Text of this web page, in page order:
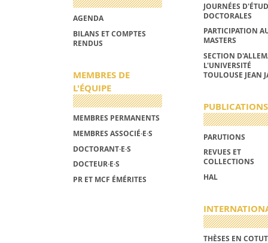
AGENDA
BILANS ET COMPTES
RENDUS
MEMBRES DE
L'ÉQUIPE
MEMBRES PERMANENTS
MEMBRES ASSOCIÉ·E·S
DOCTORANT·E·S
DOCTEUR·E·S
PR ET MCF ÉMÉRITES
JOURNÉES
DOCTORALES
PARTICIPATION
MASTERS
SECTION
L'UNIVERSITÉ
TOULOUSE JEAN
PUBLICATIONS
PARUTIONS
REVUES ET
COLLECTIONS
HAL
THÈSES EN